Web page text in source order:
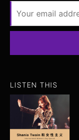
LISTEN THIS